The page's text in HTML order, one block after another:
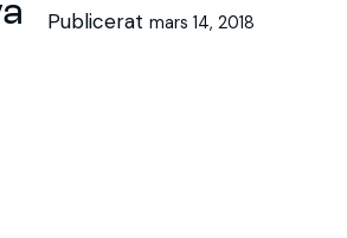
Publicerat mars 14, 2018